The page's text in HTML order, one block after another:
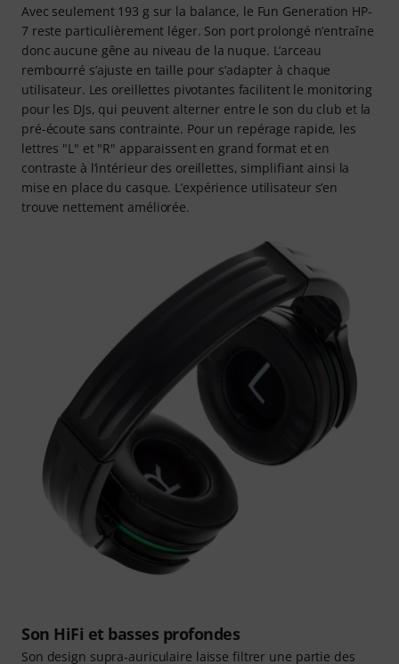
Avec seulement 193 g sur la balance, le Fun Generation HP-
7 reste particulièrement léger. Son port prolongé n’entraîne
donc aucune gêne au niveau de la nuque. L’arceau
rembourré s’ajuste en taille pour s’adapter à chaque
utilisateur. Les oreillettes pivotantes facilitent le monitoring
pour les DJs, qui peuvent alterner entre le son du club et la
pré-écoute sans contrainte. Pour un repérage rapide, les
lettres "L" et "R" apparaissent en grand format et en
contraste à l’intérieur des oreillettes, simplifiant ainsi la
mise en place du casque. L’expérience utilisateur s’en
trouve nettement améliorée.
Son HiFi et basses profondes
Son design supra-auriculaire laisse filtrer une partie des